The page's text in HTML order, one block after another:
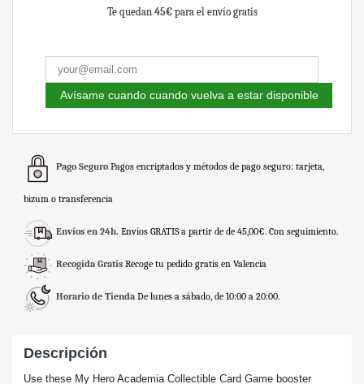
Te quedan 45€para el envío gratis
Avísame cuando cuando vuelva a estar disponible
Pago Seguro Pagos encriptados y métodos de pago seguro: tarjeta,
bizum o transferencia
Envíos en 24h. Envíos GRATIS a partir de de 45,00€. Con seguimiento.
Recogida Gratis Recoge tu pedido gratis en Valencia
Horario de Tienda De lunes a sábado, de 10:00 a 20:00.
Descripción
Use these My Hero Academia Collectible Card Game booster